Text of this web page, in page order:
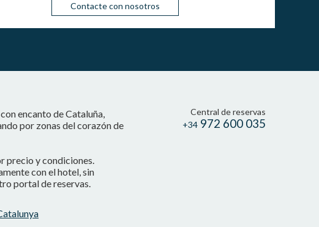
Contacte con nosotros
encanto de Cataluña,
por zonas del corazón de
precio y condiciones.
con el hotel, sin
portal de reservas.
Central de reservas
+34 972 600 035